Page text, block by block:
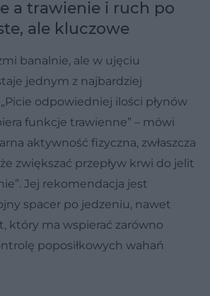
a trawienie i ruch po
ale kluczowe
banalnie, ale w ujęciu
jednym z najbardziej
odpowiedniej ilości płynów
funkcje trawienne” – mówi
aktywność fizyczna, zwłaszcza
zwiększać przepływ krwi do jelit
Jej rekomendacja jest
spacer po jedzeniu, nawet
który ma wspierać zarówno
poposiłkowych wahań